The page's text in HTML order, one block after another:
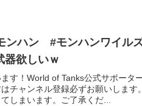
ハン #モンハンワイル
欲しいｗ
す！World of Tanks公式サポータ
チャンネル登録必ずお願いします
しまいます。ご了承くだ...